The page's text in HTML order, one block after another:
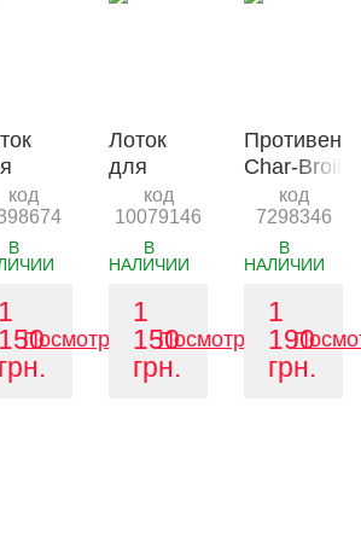
Broil
SS
код
В
1
150
грн.
Посмотреть
Лоток
для
ребер XL
SS
код
10079146
В
НАЛИЧИИ
1
150
грн.
Посмотреть
Противень
Char-Broil
Porcelain
Wok
код
7298346
В
НАЛИЧИИ
1
190
грн.